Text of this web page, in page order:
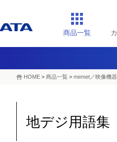
商品一覧
HOME > 商品一覧 > memet／映像機
地デジ用語集